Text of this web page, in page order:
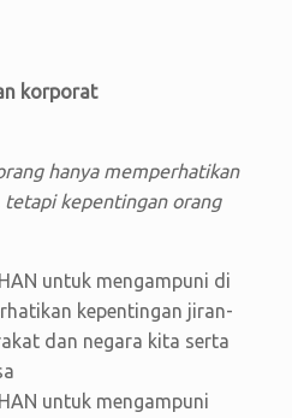
korporat
hanya memperhatikan
kepentingan orang
untuk mengampuni di
kepentingan jiran-
dan negara kita serta
untuk mengampuni